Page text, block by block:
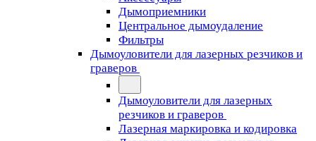
Дымоприемники
Центральное дымоудаление
Фильтры
Дымоуловители для лазерных резчиков и
граверов
Дымоуловители для лазерных
резчиков и граверов
Лазерная маркировка и кодировка